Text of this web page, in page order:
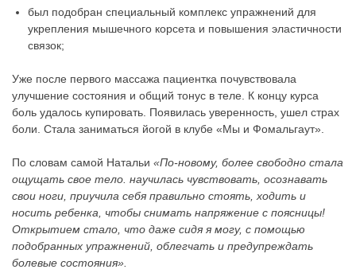
был подобран специальный комплекс упражнений для
укрепления мышечного корсета и повышения эластичности
связок;
Уже после первого массажа пациентка почувствовала
улучшение состояния и общий тонус в теле. К концу курса
боль удалось купировать. Появилась уверенность, ушел страх
боли. Стала заниматься йогой в клубе «Мы и Фомальгаут».
По словам самой Натальи «По-новому, более свободно стала
ощущать свое тело. научилась чувствовать, осознавать
свои ноги, приучила себя правильно стоять, ходить и
носить ребенка, чтобы снимать напряжение с поясницы!
Открытием стало, что даже сидя я могу, с помощью
подобранных упражнений, облегчать и предупреждать
болевые состояния».